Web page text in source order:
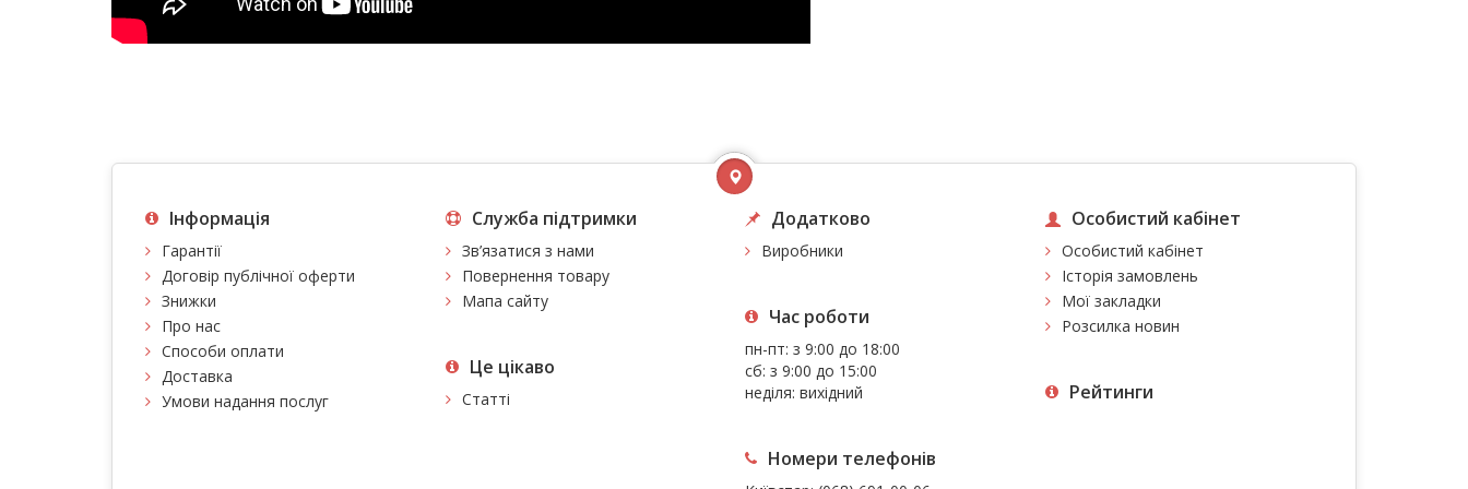
Інформація
Гарантії
Договір публічної оферти
Знижки
Про нас
Способи оплати
Доставка
Умови надання послуг
Служба підтримки
Зв’язатися з нами
Повернення товару
Мапа сайту
Це цiкаво
Статті
Додатково
Виробники
Час роботи
пн-пт: з 9:00 до 18:00
сб: з 9:00 до 15:00
неділя: вихідний
Номери телефонів
Особистий кабінет
Особистий кабінет
Історія замовлень
Мої закладки
Розсилка новин
Рейтинги